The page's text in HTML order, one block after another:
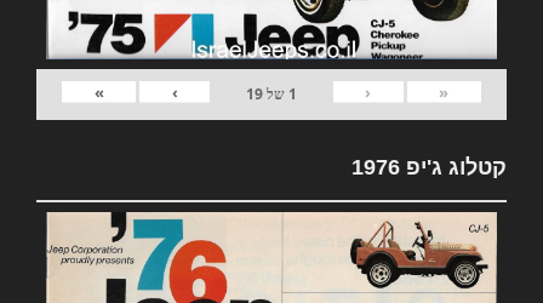
«
‹
1 של19
›
»
קטלוג ג'יפ 1976